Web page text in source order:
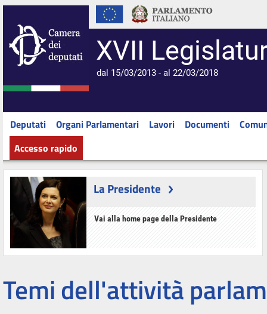
XVII
dal 15/03/2013 - al 22/03/2018
Deputati Organi Parlamentari Lavori Documenti
Accesso rapido
La Presidente
Vai alla home page della Presidente
Temi dell'attività